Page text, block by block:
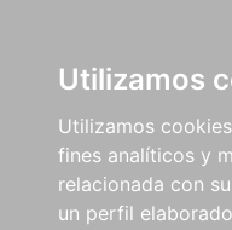
Utilizamos
Utilizamos
fines analíticos y
relacionada con
un perfil